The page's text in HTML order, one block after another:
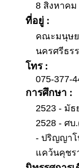
8 สิงหาคม
ที่อยู่ :
คณะมนุษย
นครศรีธร
โทร :
075-377-
การศึกษา :
2523 - มั
2528 - ศ
- ปริญญาโ
แคว้นคุชร